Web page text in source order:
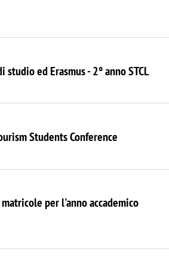
ed Erasmus - 2° anno STCL
Students Conference
per l'anno accademico